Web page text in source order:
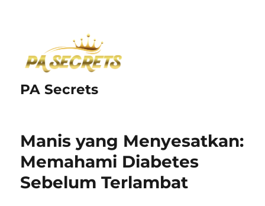
PA Secrets
Manis yang Menyesatkan:
Memahami Diabetes
Sebelum Terlambat